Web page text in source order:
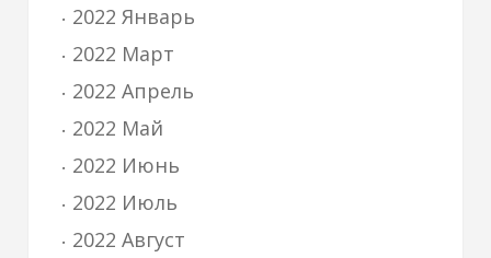
2022 Январь
2022 Март
2022 Апрель
2022 Май
2022 Июнь
2022 Июль
2022 Август